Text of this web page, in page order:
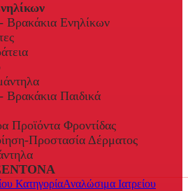
Βρακάκια Ενηλίκων
Βρακάκια Παιδικά
Προϊόντα Φροντίδας
Προστασία Δέρματος
Αναλώσιμα Ιατρείου